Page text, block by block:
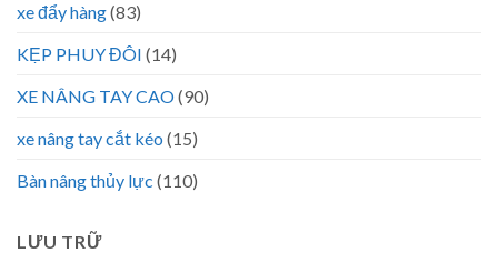
xe đẩy hàng(83)
KẸP PHUY ĐÔI (14)
XE NÂNG TAY CAO(90)
xe nâng tay cắt kéo (15)
Bàn nâng thủy lực (110)
LƯU TRỮ